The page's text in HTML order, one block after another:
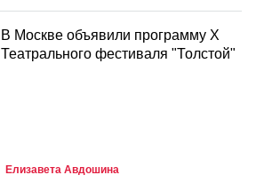
В Москве объявили программу Х
Театрального фестиваля "Толстой"
Елизавета Авдошина